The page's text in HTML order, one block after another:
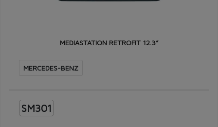
MEDIASTATION RETROFIT 12.3”
MERCEDES-BENZ
SM301